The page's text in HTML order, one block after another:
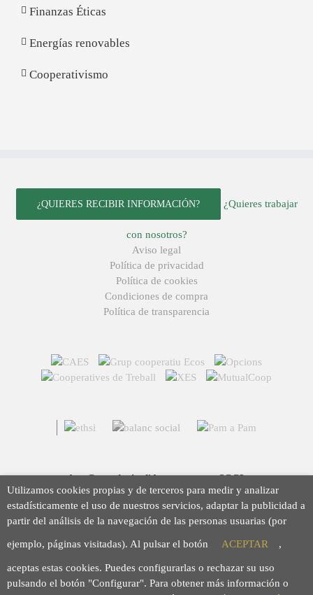
Finanzas Éticas
Energías renovables
Cooperativismo
¿QUIERES RECIBIR INFORMACIÓN? ¿Quieres trabajar
con nosotros?
Aviso legal
Política de privacidad
Política de cookies
Condiciones de compra
Política de transparencia
Arç Corredoria d'Assegurances, SCCL
Casp 43, 08010 Barcelona
93 423 46 02
info@arc.coop
Utilizamos cookies propias y de terceros para medir y analizar
estadísticamente el uso de nuestros servicios, adaptar la publicidad a
partir del análisis de la navegación de las personas usuarias (por
ejemplo, páginas visitadas). Al pulsar el botón ACEPTAR ,
aceptas estas cookies. Puedes configurarlas o rechazar su uso
pulsando el botón "Configurar". Para obtener más información o